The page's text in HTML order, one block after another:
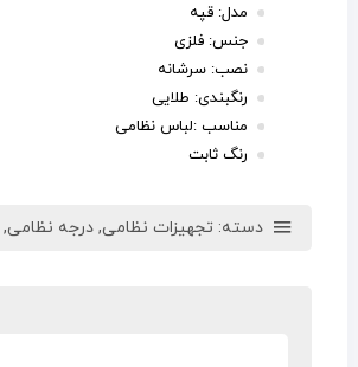
مدل: قپه
جنس: فلزی
نصب: سرشانه
رنگبندی: طلایی
مناسب :لباس نظامی
رنگ ثابت
دسته: تجهیزات نظامی, درجه نظامی,